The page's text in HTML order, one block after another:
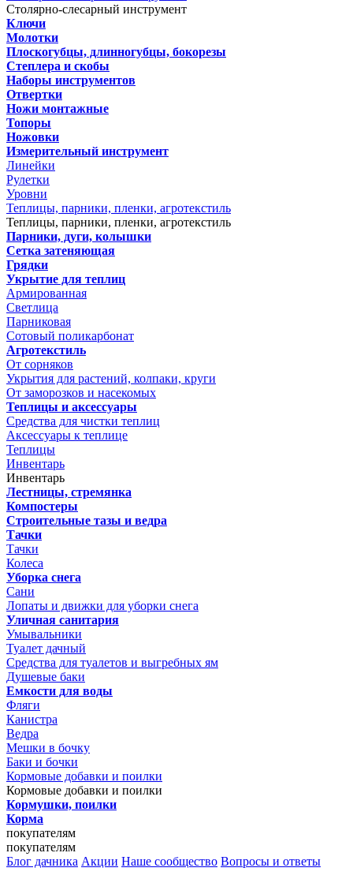
Столярно-слесарный инструмент
Ключи
Молотки
Плоскогубцы, длинногубцы, бокорезы
Степлера и скобы
Наборы инструментов
Отвертки
Ножи монтажные
Топоры
Ножовки
Измерительный инструмент
Линейки
Рулетки
Уровни
Теплицы, парники, пленки, агротекстиль
Теплицы, парники, пленки, агротекстиль
Парники, дуги, колышки
Сетка затеняющая
Грядки
Укрытие для теплиц
Армированная
Светлица
Парниковая
Сотовый поликарбонат
Агротекстиль
От сорняков
Укрытия для растений, колпаки, круги
От заморозков и насекомых
Теплицы и аксессуары
Средства для чистки теплиц
Аксессуары к теплице
Теплицы
Инвентарь
Инвентарь
Лестницы, стремянка
Компостеры
Строительные тазы и ведра
Тачки
Тачки
Колеса
Уборка снега
Сани
Лопаты и движки для уборки снега
Уличная санитария
Умывальники
Туалет дачный
Средства для туалетов и выгребных ям
Душевые баки
Емкости для воды
Фляги
Канистра
Ведра
Мешки в бочку
Баки и бочки
Кормовые добавки и поилки
Кормовые добавки и поилки
Кормушки, поилки
Корма
покупателям
покупателям
Блог дачника Акции Наше сообщество Вопросы и ответы